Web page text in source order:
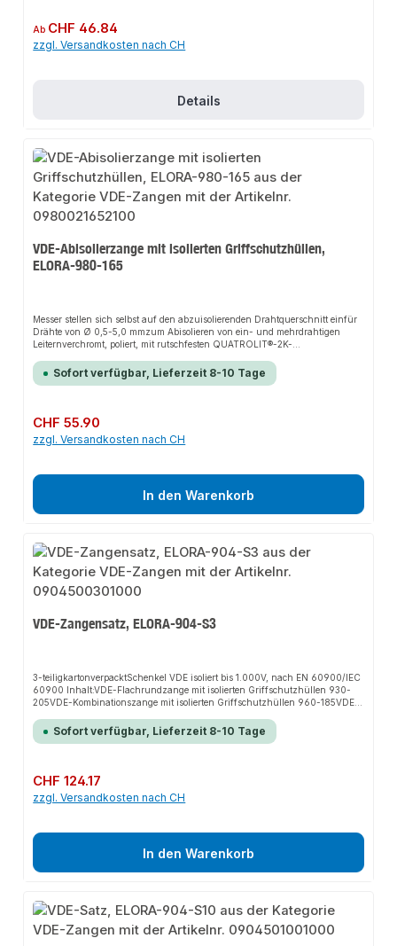
Regulärer Preis:
Ab CHF 46.84
zzgl. Versandkosten nach CH
Details
VDE-Abisolierzange mit isolierten Griffschutzhüllen,
ELORA-980-165
Messer stellen sich selbst auf den abzuisolierenden Drahtquerschnitt einfür
Drähte von Ø 0,5-5,0 mmzum Abisolieren von ein- und mehrdrahtigen
Leiternverchromt, poliert, mit rutschfesten QUATROLIT®-2K-
60900ELORA-Vergütungsstahl C45 / 1.0503
Sofort verfügbar, Lieferzeit 8-10 Tage
Regulärer Preis:
CHF 55.90
zzgl. Versandkosten nach CH
In den Warenkorb
VDE-Zangensatz, ELORA-904-S3
3-teiligkartonverpacktSchenkel VDE isoliert bis 1.000V, nach EN 60900/IEC
60900 Inhalt:VDE-Flachrundzange mit isolierten Griffschutzhüllen 930-
205VDE-Kombinationszange mit isolierten Griffschutzhüllen 960-185VDE-
Sofort verfügbar, Lieferzeit 8-10 Tage
Regulärer Preis:
CHF 124.17
zzgl. Versandkosten nach CH
In den Warenkorb